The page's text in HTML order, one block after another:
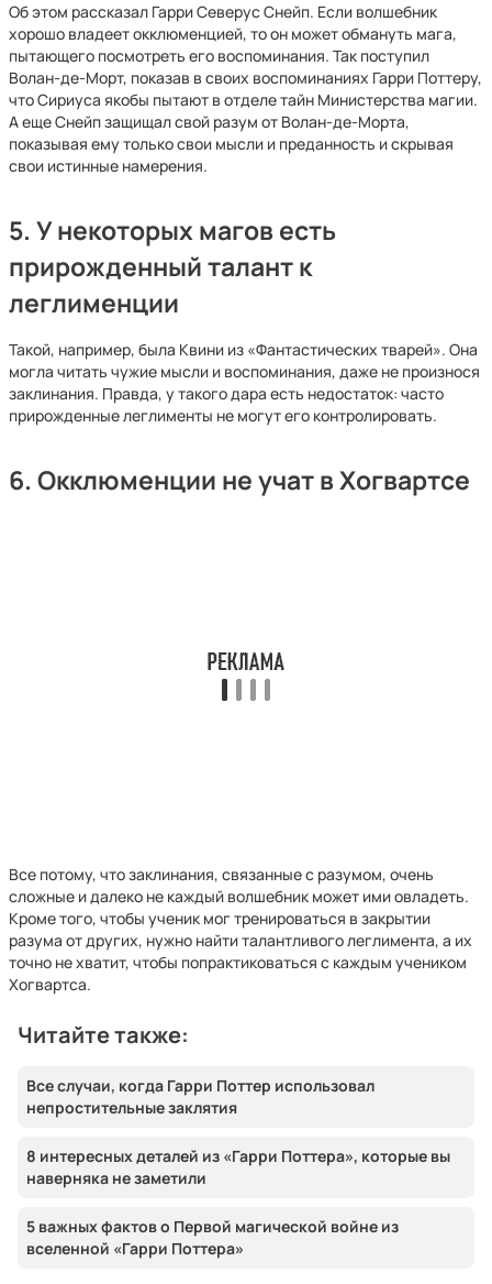
Об этом рассказал Гарри Северус Снейп. Если волшебник
хорошо владеет окклюменцией, то он может обмануть мага,
пытающего посмотреть его воспоминания. Так поступил
Волан-де-Морт, показав в своих воспоминаниях Гарри Поттеру,
что Сириуса якобы пытают в отделе тайн Министерства магии.
А еще Снейп защищал свой разум от Волан-де-Морта,
показывая ему только свои мысли и преданность и скрывая
свои истинные намерения.
5. У некоторых магов есть
прирожденный талант к
леглименции
Такой, например, была Квини из «Фантастических тварей». Она
могла читать чужие мысли и воспоминания, даже не произнося
заклинания. Правда, у такого дара есть недостаток: часто
прирожденные леглименты не могут его контролировать.
6. Окклюменции не учат в Хогвартсе
Все потому, что заклинания, связанные с разумом, очень
сложные и далеко не каждый волшебник может ими овладеть.
Кроме того, чтобы ученик мог тренироваться в закрытии
разума от других, нужно найти талантливого леглимента, а их
точно не хватит, чтобы попрактиковаться с каждым учеником
Хогвартса.
Читайте также:
Все случаи, когда Гарри Поттер использовал
непростительные заклятия
8 интересных деталей из «Гарри Поттера», которые вы
наверняка не заметили
5 важных фактов о Первой магической войне из
вселенной «Гарри Поттера»